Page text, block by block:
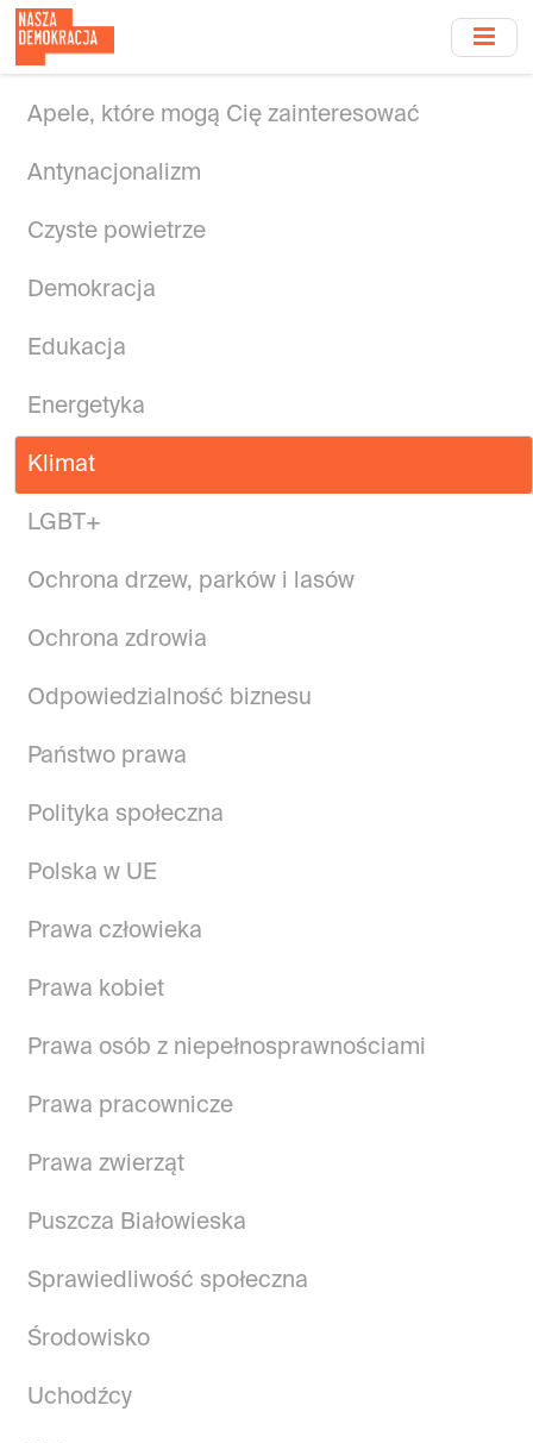
Przejdź
do
treści
głównej
Apele, które mogą Cię zainteresować
Antynacjonalizm
Czyste powietrze
Demokracja
Edukacja
Energetyka
Klimat
LGBT+
Ochrona drzew, parków i lasów
Ochrona zdrowia
Odpowiedzialność biznesu
Państwo prawa
Polityka społeczna
Polska w UE
Prawa człowieka
Prawa kobiet
Prawa osób z niepełnosprawnościami
Prawa pracownicze
Prawa zwierząt
Puszcza Białowieska
Sprawiedliwość społeczna
Środowisko
Uchodźcy